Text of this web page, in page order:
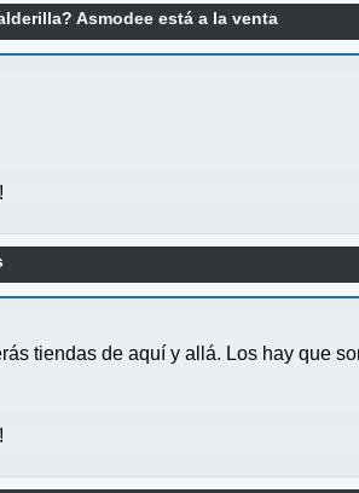
Asmodee está a la venta
tiendas de aquí y allá. Los hay que